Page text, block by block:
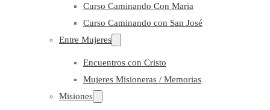
Curso Caminando Con Maria
Curso Caminando con San José
Entre Mujeres
Encuentros con Cristo
Mujeres Misioneras / Memorias
Misiones